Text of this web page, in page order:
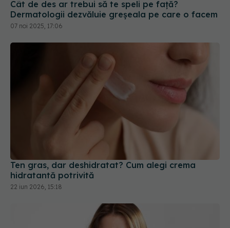
Cât de des ar trebui să te speli pe față?
Dermatologii dezvăluie greșeala pe care o facem
07 noi 2025, 17:06
Ten gras, dar deshidratat? Cum alegi crema
hidratantă potrivită
22 iun 2026, 15:18